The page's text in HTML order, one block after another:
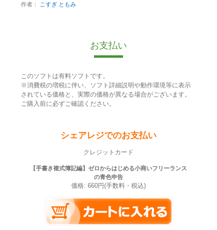
作者： こすぎ ともみ
お支払い
このソフトは有料ソフトです。
※消費税の増税に伴い、ソフト詳細説明や動作環境等に表示
されている価格と、実際の価格が異なる場合がございます。
ご購入前に必ずご確認ください。
シェアレジでのお支払い
クレジットカード
【手書き複式簿記編】ゼロからはじめる小商いフリーランス
の青色申告
価格: 660円(手数料・税込)